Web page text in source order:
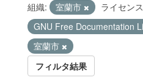
組織: 室蘭市
ライセン
GNU Free Documentation
室蘭市
フィルタ結果